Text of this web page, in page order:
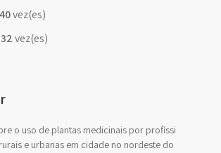
40vez(es)
32vez(es)
o uso de plantas medicinais por profissi
e urbanas em cidade no nordeste do